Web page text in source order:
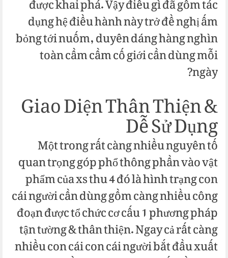
dụng hệ điều hành này trở đề nghị ấm
bỏng tới nuốm, duyên dáng hàng nghìn
toàn cầm cầm cố giới cần dùng mỗi
ngày?
Giao Diện Thân Thiện &
Dễ Sử Dụng
Một trong rất càng nhiều nguyên tố
quan trọng góp phổ thông phần vào vật
phẩm của xs thu 4 đó là hình trạng con
cái người cần dùng gồm càng nhiều công
đoạn được tổ chức cơ cấu 1 phương pháp
tận tường & thân thiện. Ngay cả rất càng
nhiều con cái con cái người bắt đầu xuất